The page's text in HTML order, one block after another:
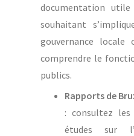
documentation
souhaitant
gouvernance locale
comprendre le
publics.
Rapports de
: consultez les
études sur